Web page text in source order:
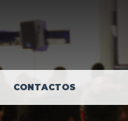
CONTACTOS